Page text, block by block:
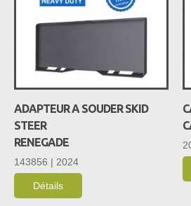
ADAPTEUR A SOUDER SKID
STEER
RENEGADE
143856 | 2024
Détails